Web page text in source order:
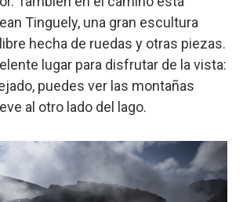
Tinguely, una gran escultura
hecha de ruedas y otras piezas.
lugar para disfrutar de la vista:
puedes ver las montañas
al otro lado del lago.